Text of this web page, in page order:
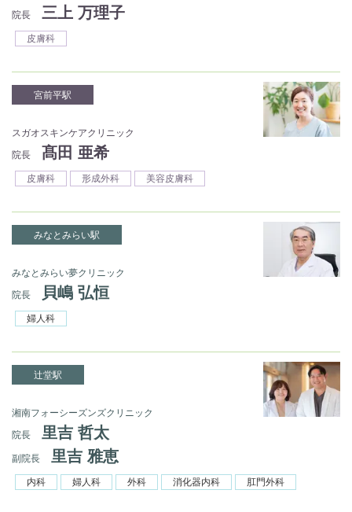
院長
三上 万理子
皮膚科
宮前平駅
スガオスキンケアクリニック
院長
髙田 亜希
皮膚科 形成外科 美容皮膚科
みなとみらい駅
みなとみらい夢クリニック
院長
貝嶋 弘恒
婦人科
辻堂駅
湘南フォーシーズンズクリニック
院長
里吉 哲太
副院長 里吉 雅恵
内科 婦人科 外科 消化器内科 肛門外科